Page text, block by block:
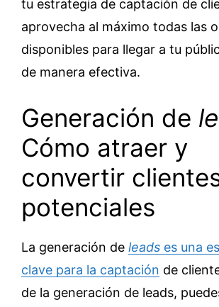
tu estrategia de captación de
aprovecha al máximo todas las
disponibles para llegar a tu
de manera efectiva.
Generación de
Cómo atraer y
convertir
potenciales
La generación de leads es una
clave para la captación de
de la generación de leads,